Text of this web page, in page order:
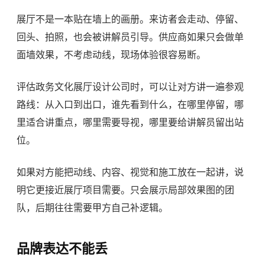
展厅不是一本贴在墙上的画册。来访者会走动、停留、
回头、拍照，也会被讲解员引导。供应商如果只会做单
面墙效果，不考虑动线，现场体验很容易断。
评估政务文化展厅设计公司时，可以让对方讲一遍参观
路线：从入口到出口，谁先看到什么，在哪里停留，哪
里适合讲重点，哪里需要导视，哪里要给讲解员留出站
位。
如果对方能把动线、内容、视觉和施工放在一起讲，说
明它更接近展厅项目需要。只会展示局部效果图的团
队，后期往往需要甲方自己补逻辑。
品牌表达不能丢